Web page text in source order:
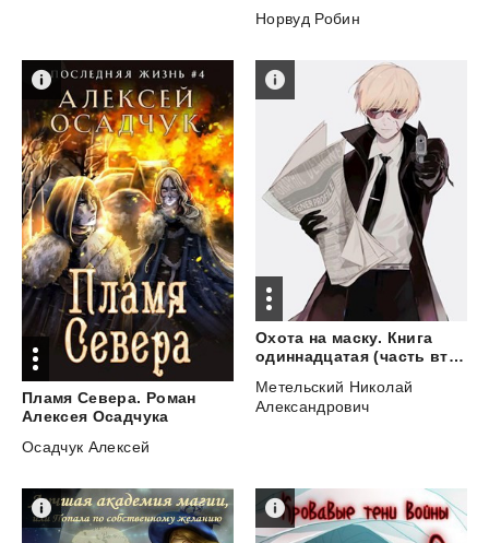
Норвуд Робин
Пламя Севера. Роман
Алексея Осадчука
Осадчук Алексей
Охота на маску. Книга
одиннадцатая (часть вторая)
Метельский Николай
Александрович